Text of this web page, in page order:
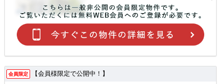
会員限定 【会員様限定で公開中！】